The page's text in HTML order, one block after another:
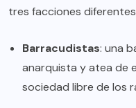
tres facciones
Barracudistas: una
anarquista y atea de
sociedad libre de los